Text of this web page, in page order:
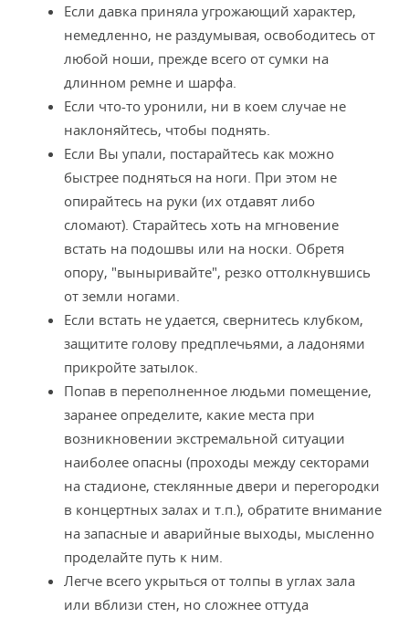
Если давка приняла угрожающий характер,
немедленно, не раздумывая, освободитесь от
любой ноши, прежде всего от сумки на
длинном ремне и шарфа.
Если что-то уронили, ни в коем случае не
наклоняйтесь, чтобы поднять.
Если Вы упали, постарайтесь как можно
быстрее подняться на ноги. При этом не
опирайтесь на руки (их отдавят либо
сломают). Старайтесь хоть на мгновение
встать на подошвы или на носки. Обретя
опору, "выныривайте", резко оттолкнувшись
от земли ногами.
Если встать не удается, свернитесь клубком,
защитите голову предплечьями, а ладонями
прикройте затылок.
Попав в переполненное людьми помещение,
заранее определите, какие места при
возникновении экстремальной ситуации
наиболее опасны (проходы между секторами
на стадионе, стеклянные двери и перегородки
в концертных залах и т.п.), обратите внимание
на запасные и аварийные выходы, мысленно
проделайте путь к ним.
Легче всего укрыться от толпы в углах зала
или вблизи стен, но сложнее оттуда